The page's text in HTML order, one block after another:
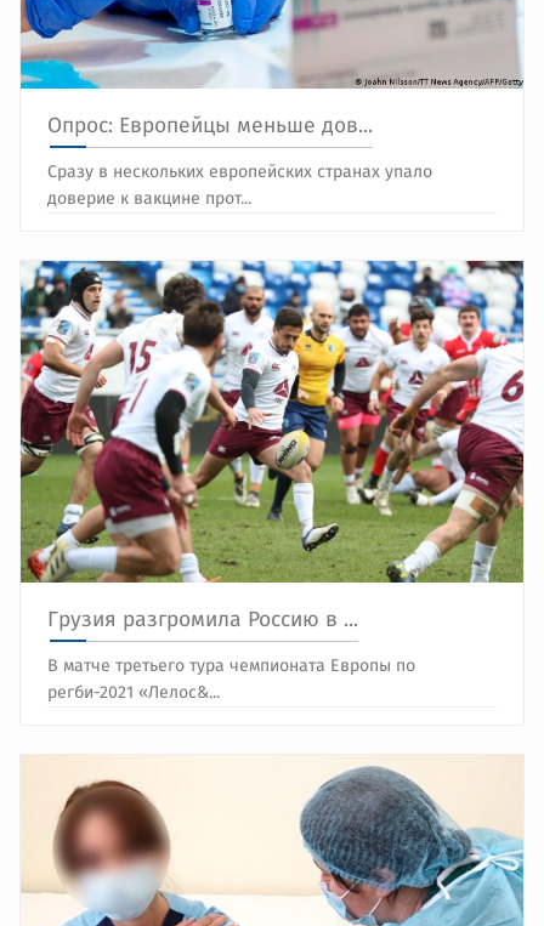
Опрос: Европейцы меньше дов...
Сразу в нескольких европейских странах упало
доверие к вакцине прот...
Грузия разгромила Россию в ...
В матче третьего тура чемпионата Европы по
регби-2021 «Лелос&...